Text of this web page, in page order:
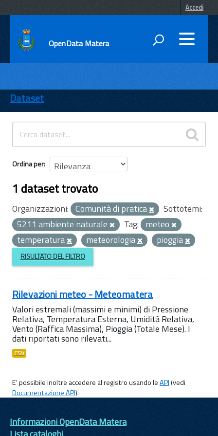
Accedi
OpenData Matera
ENTI
TEMI
INFORMAZIONI
Dataset
Ordina per
1 dataset trovato
Organizzazioni: Comunità di pratica
Sottotemi:
5211 ambiente naturale
Tag: meteo
temperatura
meteorologia pioggia
RISULTATO DEL FILTRO
Rilevazioni meteo - Meteomatera
Valori estremali (massimi e minimi) di Pressione
Relativa, Temperatura Esterna, Umidità Relativa,
Vento (Raffica Massima), Pioggia (Totale Mese). I
dati riportati sono rilevati...
CSV
E' possibile inoltre accedere al registro usando leAPI(vedi
Documentazione API).
Informazioni OpenData Matera